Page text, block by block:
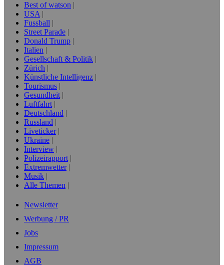
Best of watson
USA
Fussball
Street Parade
Donald Trump
Italien
Gesellschaft & Politik
Zürich
Künstliche Intelligenz
Tourismus
Gesundheit
Luftfahrt
Deutschland
Russland
Liveticker
Ukraine
Interview
Polizeirapport
Extremwetter
Musik
Alle Themen
Newsletter
Werbung / PR
Jobs
Impressum
AGB